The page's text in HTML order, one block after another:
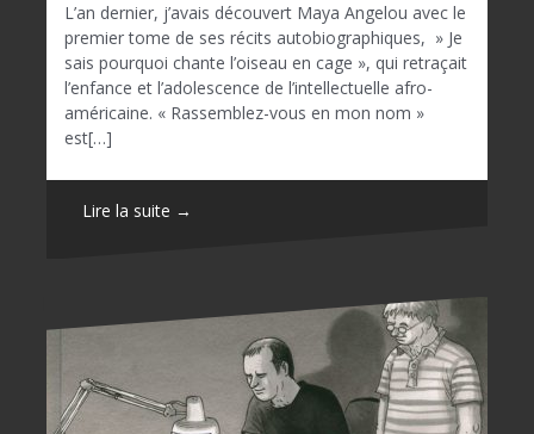
L’an dernier, j’avais découvert Maya Angelou avec le
premier tome de ses récits autobiographiques, » Je
sais pourquoi chante l’oiseau en cage », qui retraçait
l’enfance et l’adolescence de l’intellectuelle afro-
américaine. « Rassemblez-vous en mon nom »
est[…]
Lire la suite →